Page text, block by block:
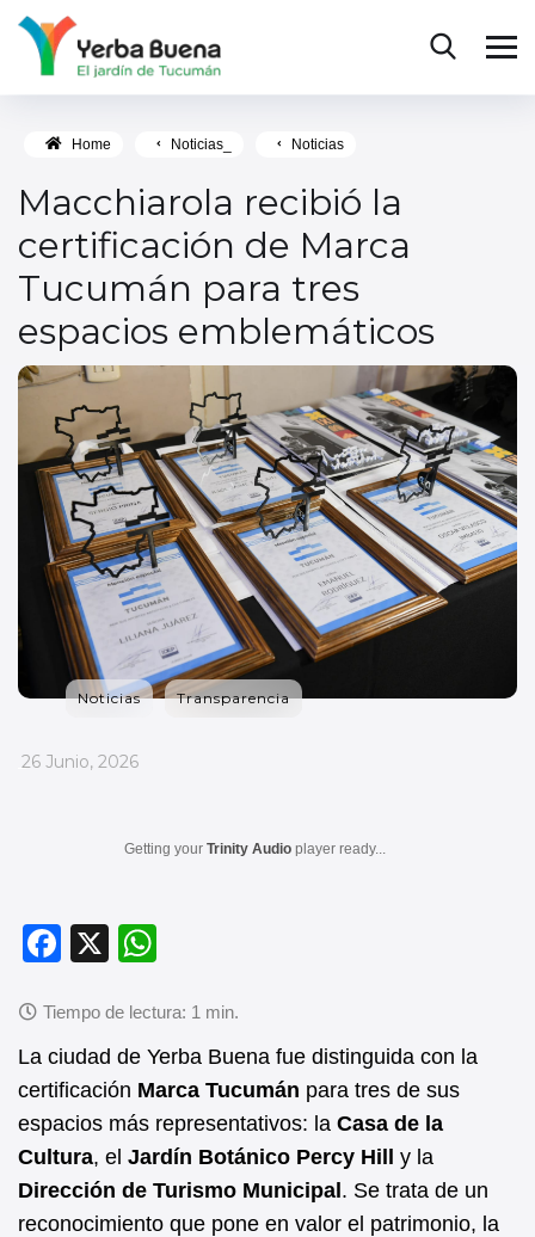
Home Noticias_ Noticias
Macchiarola recibió la
certificación de Marca
Tucumán para tres
espacios emblemáticos
Noticias Transparencia
_
26 Junio, 2026
Getting your Trinity Audio player ready...
F
c
e
b
o
o
k
X
at
s
A
p
p
La ciudad de Yerba Buena fue distinguida con la
certificación Marca Tucumán para tres de sus
espacios más representativos: la Casa de la
Cultura, el Jardín Botánico Percy Hill y la
Dirección de Turismo Municipal. Se trata de un
reconocimiento que pone en valor el patrimonio, la